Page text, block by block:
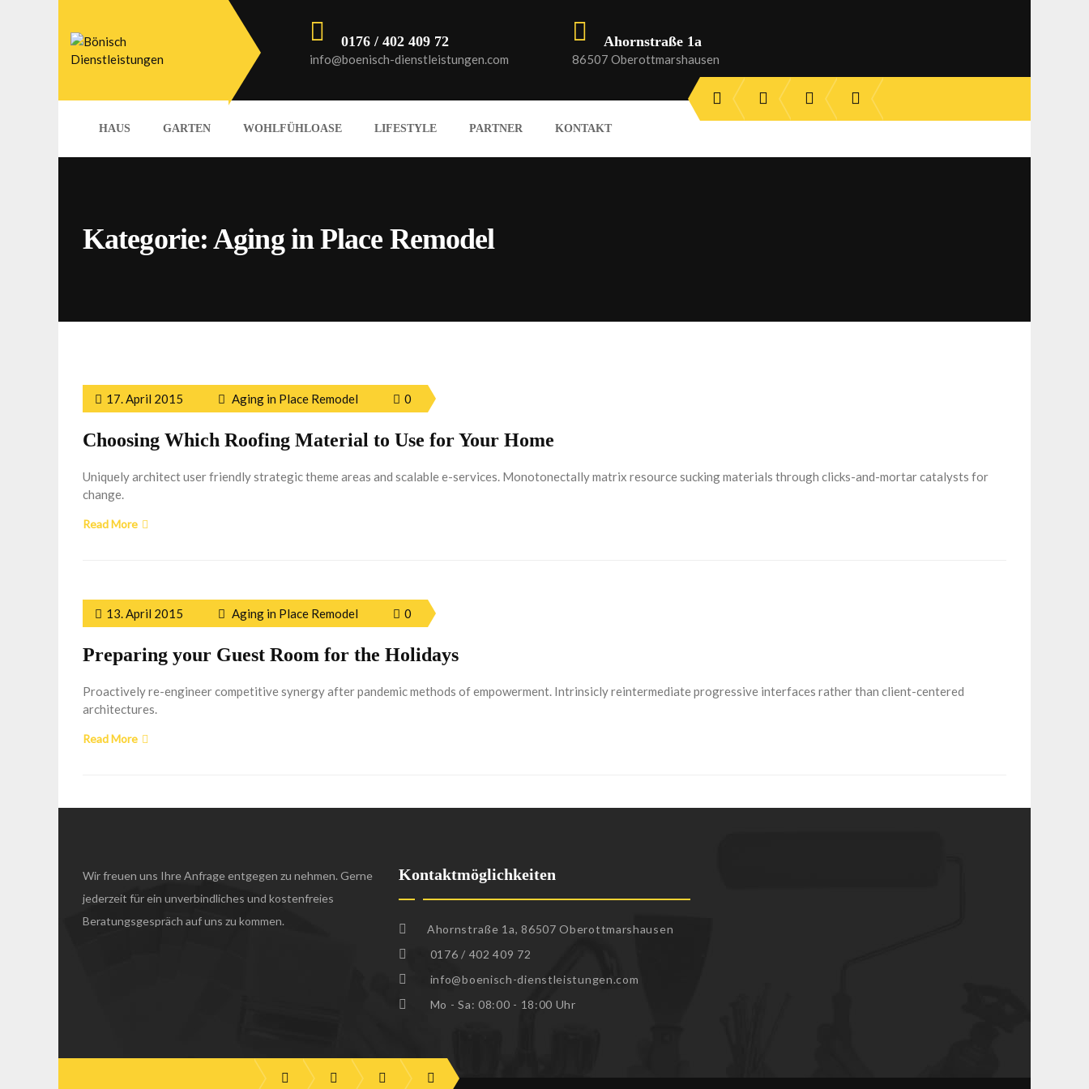
0176 / 402 409 72
info@boenisch-dienstleistungen.com
Ahornstraße 1a
86507 Oberottmarshausen
HAUS GARTEN WOHLFÜHLOASE LIFESTYLE PARTNER KONTAKT
Kategorie:Aging in Place Remodel
17. April 2015 Aging in Place Remodel 0
Choosing Which Roofing Material to Use for Your Home
Uniquely architect user friendly strategic theme areas and scalable e-services. Monotonectally matrix resource sucking materials through clicks-and-mortar catalysts for
change.
Read More
13. April 2015 Aging in Place Remodel 0
Preparing your Guest Room for the Holidays
Proactively re-engineer competitive synergy after pandemic methods of empowerment. Intrinsicly reintermediate progressive interfaces rather than client-centered
architectures.
Read More
Wir freuen uns Ihre Anfrage entgegen zu nehmen. Gerne
jederzeit für ein unverbindliches und kostenfreies
Beratungsgespräch auf uns zu kommen.
Kontaktmöglichkeiten
Ahornstraße 1a, 86507 Oberottmarshausen
0176 / 402 409 72
info@boenisch-dienstleistungen.com
Mo - Sa: 08:00 - 18:00 Uhr